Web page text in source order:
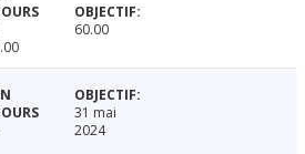
60.00
31 mai
2024